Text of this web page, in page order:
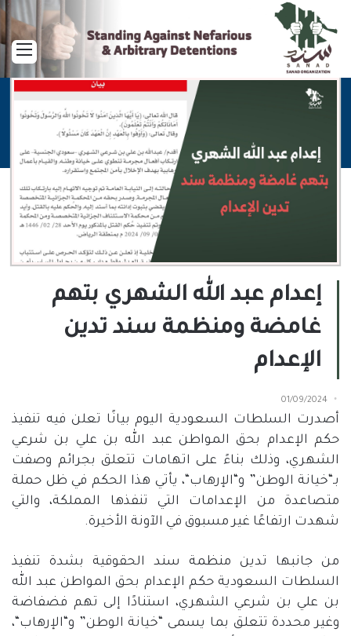
إعدام عبد الله الشهري بتهم
غامضة ومنظمة سند تدين
الإعدام
01/09/2024
أصدرت السلطات السعودية اليوم بيانًا تعلن فيه تنفيذ
حكم الإعدام بحق المواطن عبد الله بن علي بن شرعي
الشهري، وذلك بناءً على اتهامات تتعلق بجرائم وصفت
بـ“خيانة الوطن” و“الإرهاب“، يأتي هذا الحكم في ظل حملة
متصاعدة من الإعدامات التي تنفذها المملكة، والتي
شهدت ارتفاعًا غير مسبوق في الآونة الأخيرة.
من جانبها تدين منظمة سند الحقوقية بشدة تنفيذ
السلطات السعودية حكم الإعدام بحق المواطن عبد الله
بن علي بن شرعي الشهري، استنادًا إلى تهم فضفاضة
وغير محددة تتعلق بما يسمى “خيانة الوطن” و“الإرهاب“،